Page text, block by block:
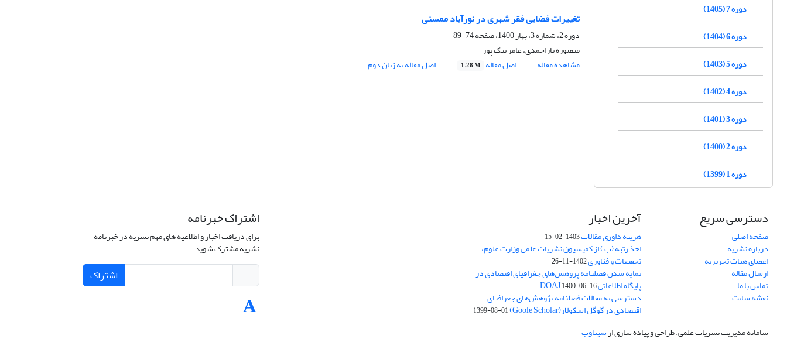
تغییرات فضایی فقر شهری در نورآباد ممسنی
دوره 2، شماره 3، بهار 1400، صفحه
74-89
منصوره یاراحمدی، عامر نیک پور
مشاهده مقاله
اصل مقاله 1.28 M اصل مقاله به زبان دوم
دوره 7 (1405)
دوره 6 (1404)
دوره 5 (1403)
دوره 4 (1402)
دوره 3 (1401)
دوره 2 (1400)
دوره 1 (1399)
دسترسی سریع
صفحه اصلی
درباره نشریه
اعضای هیات تحریریه
ارسال مقاله
تماس با ما
نقشه سایت
آخرین اخبار
هزینه داوری مقالات1403-02-15
اخذ رتبه (ب ) از کمیسیون نشریات علمی وزارت علوم،
تحقیقات و فناوری1402-11-26
نمایه شدن فصلنامه پژوهش‌های جغرافیای اقتصادی در
پایگاه اطلاعاتی DOAJ1400-06-16
دسترسی به مقالات فصلنامه پژوهش‌های جغرافیای
اقتصادی در گوگل اسکولار(Goole Scholar) 1399-08-01
اشتراک خبرنامه
برای دریافت اخبار و اطلاعیه های مهم نشریه در خبرنامه
نشریه مشترک شوید.
اشتراک
سامانه مدیریت نشریات علمی.طراحی و پیاده سازی ازسیناوب